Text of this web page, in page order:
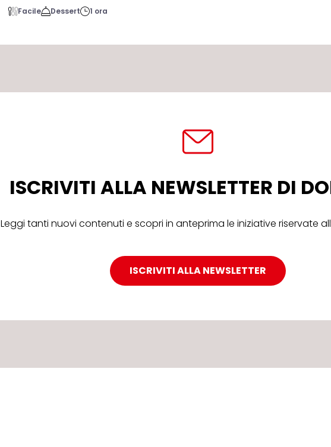
Facile Dessert 1 ora
ISCRIVITI ALLA NEWSLETTER DI
Leggi tanti nuovi contenuti e scopri in anteprima le iniziative riservate
ISCRIVITI ALLA NEWSLETTER